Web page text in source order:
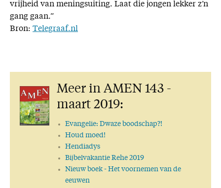
vrijheid van meningsuiting. Laat die jongen lekker z’n
gang gaan.”
Bron: Telegraaf.nl
Meer in AMEN 143 -
maart 2019:
Evangelie: Dwaze boodschap?!
Houd moed!
Hendiadys
Bijbelvakantie Rehe 2019
Nieuw boek- Het voornemen van de
eeuwen